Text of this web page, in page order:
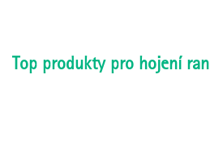
Top produkty pro hojení ran